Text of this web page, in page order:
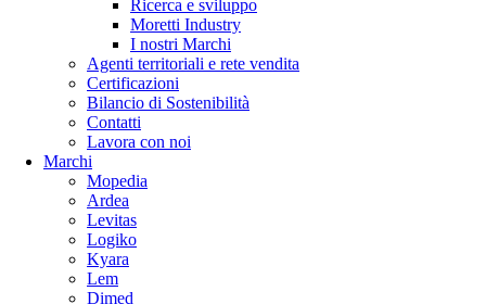
Ricerca e sviluppo
Moretti Industry
I nostri Marchi
Agenti territoriali e rete vendita
Certificazioni
Bilancio di Sostenibilità
Contatti
Lavora con noi
Marchi
Mopedia
Ardea
Levitas
Logiko
Kyara
Lem
Dimed